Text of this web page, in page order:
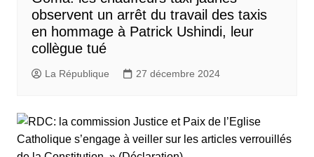
observent un arrêt du travail des taxis
en hommage à Patrick Ushindi, leur
collègue tué
La République 27 décembre 2024